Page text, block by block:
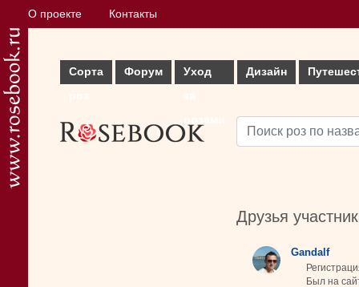
О проекте Контакты
Сорта
Форум
Уход
Дизайн
Друзья
Gandalf
Был на